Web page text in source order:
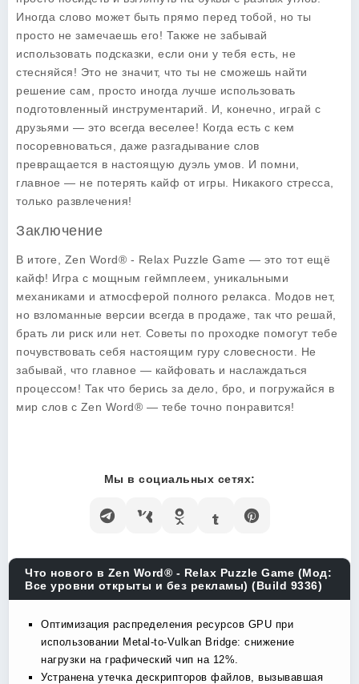
Иногда слово может быть прямо перед тобой, но ты
просто не замечаешь его! Также не забывай
использовать подсказки, если они у тебя есть, не
стесняйся! Это не значит, что ты не сможешь найти
решение сам, просто иногда лучше использовать
подготовленный инструментарий. И, конечно, играй с
друзьями — это всегда веселее! Когда есть с кем
посоревноваться, даже разгадывание слов
превращается в настоящую дуэль умов. И помни,
главное — не потерять кайф от игры. Никакого стресса,
только развлечения!
Заключение
В итоге, Zen Word® - Relax Puzzle Game — это тот ещё
кайф! Игра с мощным геймплеем, уникальными
механиками и атмосферой полного релакса. Модов нет,
но взломанные версии всегда в продаже, так что решай,
брать ли риск или нет. Советы по проходке помогут тебе
почувствовать себя настоящим гуру словесности. Не
забывай, что главное — кайфовать и наслаждаться
процессом! Так что берись за дело, бро, и погружайся в
мир слов с Zen Word® — тебе точно понравится!
Мы в социальных сетях:
Что нового в Zen Word® - Relax Puzzle Game (Мод:
Все уровни открыты и без рекламы) (Build 9336)
Оптимизация распределения ресурсов GPU при
использовании Metal-to-Vulkan Bridge: снижение
нагрузки на графический чип на 12%.
Устранена утечка дескрипторов файлов, вызывавшая